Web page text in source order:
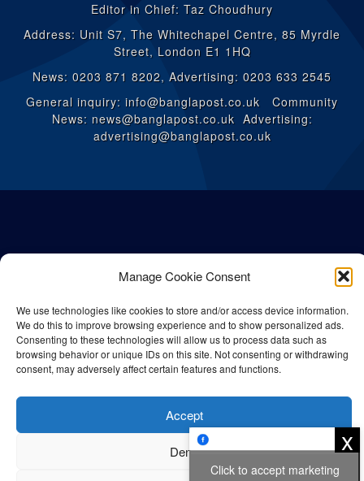
Manage Cookie Consent
We use technologies like cookies to store and/or access device information.
We do this to improve browsing experience and to show personalized ads.
Consenting to these technologies will allow us to process data such as
browsing behavior or unique IDs on this site. Not consenting or withdrawing
consent, may adversely affect certain features and functions.
Accept
Deny
Editor in Chief: Taz Choudhury
Address: Unit S7, The Whitechapel Centre, 85 Myrdle
Street, London E1 1HQ
News: 0203 871 8202, Advertising: 0203 633 2545
General inquiry: info@banglapost.co.uk Community
News: news@banglapost.co.uk Advertising:
advertising@banglapost.co.uk
© All rights reserved Bangla Post2026| Any unauthorised use or
reproduction of our content is strictly prohibited.
Privacy Policy
x
Click to accept marketing